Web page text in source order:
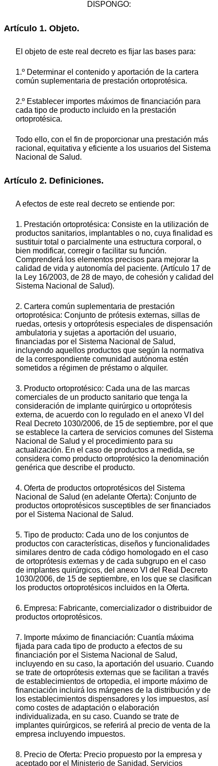
DISPONGO:
Artículo 1. Objeto.
El objeto de este real decreto es fijar las bases para:
1.º Determinar el contenido y aportación de la cartera
común suplementaria de prestación ortoprotésica.
2.º Establecer importes máximos de financiación para
cada tipo de producto incluido en la prestación
ortoprotésica.
Todo ello, con el fin de proporcionar una prestación más
racional, equitativa y eficiente a los usuarios del Sistema
Nacional de Salud.
Artículo 2. Definiciones.
A efectos de este real decreto se entiende por:
1. Prestación ortoprotésica: Consiste en la utilización de
productos sanitarios, implantables o no, cuya finalidad es
sustituir total o parcialmente una estructura corporal, o
bien modificar, corregir o facilitar su función.
Comprenderá los elementos precisos para mejorar la
calidad de vida y autonomía del paciente. (Artículo 17 de
la Ley 16/2003, de 28 de mayo, de cohesión y calidad del
Sistema Nacional de Salud).
2. Cartera común suplementaria de prestación
ortoprotésica: Conjunto de prótesis externas, sillas de
ruedas, ortesis y ortoprótesis especiales de dispensación
ambulatoria y sujetas a aportación del usuario,
financiadas por el Sistema Nacional de Salud,
incluyendo aquellos productos que según la normativa
de la correspondiente comunidad autónoma estén
sometidos a régimen de préstamo o alquiler.
3. Producto ortoprotésico: Cada una de las marcas
comerciales de un producto sanitario que tenga la
consideración de implante quirúrgico u ortoprótesis
externa, de acuerdo con lo regulado en el anexo VI del
Real Decreto 1030/2006, de 15 de septiembre, por el que
se establece la cartera de servicios comunes del Sistema
Nacional de Salud y el procedimiento para su
actualización. En el caso de productos a medida, se
considera como producto ortoprotésico la denominación
genérica que describe el producto.
4. Oferta de productos ortoprotésicos del Sistema
Nacional de Salud (en adelante Oferta): Conjunto de
productos ortoprotésicos susceptibles de ser financiados
por el Sistema Nacional de Salud.
5. Tipo de producto: Cada uno de los conjuntos de
productos con características, diseños y funcionalidades
similares dentro de cada código homologado en el caso
de ortoprótesis externas y de cada subgrupo en el caso
de implantes quirúrgicos, del anexo VI del Real Decreto
1030/2006, de 15 de septiembre, en los que se clasifican
los productos ortoprotésicos incluidos en la Oferta.
6. Empresa: Fabricante, comercializador o distribuidor de
productos ortoprotésicos.
7. Importe máximo de financiación: Cuantía máxima
fijada para cada tipo de producto a efectos de su
financiación por el Sistema Nacional de Salud,
incluyendo en su caso, la aportación del usuario. Cuando
se trate de ortoprótesis externas que se facilitan a través
de establecimientos de ortopedia, el importe máximo de
financiación incluirá los márgenes de la distribución y de
los establecimientos dispensadores y los impuestos, así
como costes de adaptación o elaboración
individualizada, en su caso. Cuando se trate de
implantes quirúrgicos, se referirá al precio de venta de la
empresa incluyendo impuestos.
8. Precio de Oferta: Precio propuesto por la empresa y
aceptado por el Ministerio de Sanidad, Servicios